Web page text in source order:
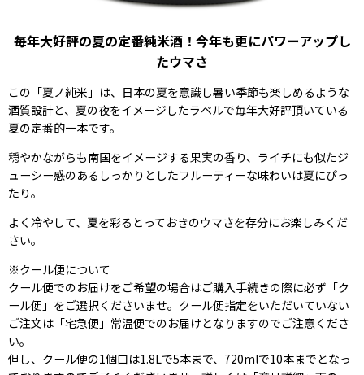
毎年大好評の夏の定番純米酒！今年も更にパワーアップし
たウマさ
この「夏ノ純米」は、日本の夏を意識し暑い季節も楽しめるような
酒質設計と、夏の夜をイメージしたラベルで毎年大好評頂いている
夏の定番的一本です。
穏やかながらも南国をイメージする果実の香り、ライチにも似たジ
ューシー感のあるしっかりとしたフルーティーな味わいは夏にぴっ
たり。
よく冷やして、夏を彩るとっておきのウマさを存分にお楽しみくだ
さい。
※クール便について
クール便でのお届けをご希望の場合はご購入手続きの際に必ず「ク
ール便」をご選択くださいませ。クール便指定をいただいていない
ご注文は「宅急便」常温便でのお届けとなりますのでご注意くださ
い。
但し、クール便の1個口は1.8Lで5本まで、720mlで10本までとなっ